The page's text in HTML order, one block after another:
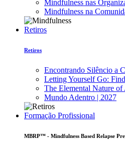
Mindfulness nas
Mindfulness na
Retiros
Retiros
Encontrando Silêncio a
Letting Yourself Go:
The Elemental Nature
Mundo Adentro | 2027
Formação Profissional
MBRP™ - Mindfulness Based Relapse